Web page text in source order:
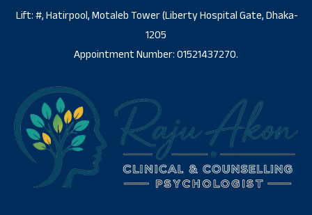
Lift: #, Hatirpool, Motaleb Tower (Liberty Hospital Gate, Dhaka-
1205
Appointment Number: 01521437270.